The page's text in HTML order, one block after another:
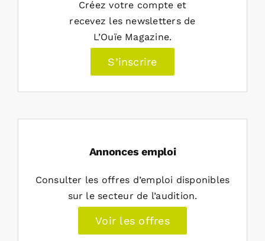
Créez votre compte et
recevez les newsletters de
L’Ouïe Magazine.
S’inscrire
Annonces emploi
Consulter les offres d’emploi disponibles
sur le secteur de l’audition.
Voir les offres